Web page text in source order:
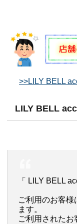
>>LILY BELL
LILY BELL
「 LILY BELL
ご利用のお客様
ます。
ご利用されたお